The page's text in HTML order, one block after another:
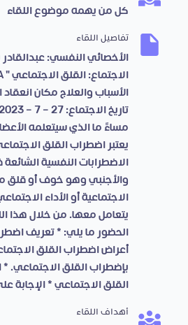
كل من يهمه موضوع اللقاء
تفاصيل اللقاء
الأخصائي النفسي:
الأسباب والعلاج مكان
مساءً ما الذي سيتعلمه
الاضطرابات النفسية
والأجنبي وهو خوف أو قلق
الاجتماعية أو الأداء
يتعامل معها. من خلال هذا
الحضور ما يلي: * تعريف
أعراض اضطراب القلق
بإضطراب القلق الاجتماعي.
القلق الاجتماعي * الإجابة
أهداف اللقاء